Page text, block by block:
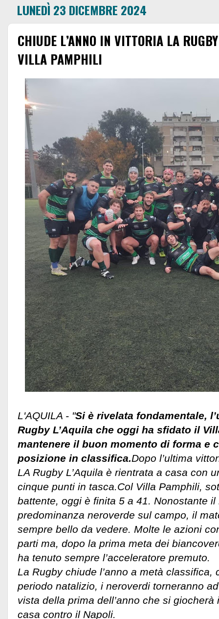
LUNEDÌ 23 DICEMBRE 2024
CHIUDE L’ANNO IN VITTORIA LA
VILLA PAMPHILI
L'AQUILA - "Si è rivelata fondamentale,
Rugby L’Aquila che oggi ha sfidato il
mantenere il buon momento di forma e
posizione in classifica.Dopo l’ultima
LA Rugby L’Aquila è rientrata a casa con
cinque punti in tasca.Col Villa Pamphili,
battente, oggi è finita 5 a 41. Nonostante
predominanza neroverde sul campo, il
sempre bello da vedere. Molte le azioni
parti ma, dopo la prima meta dei
ha tenuto sempre l’acceleratore premuto.
La Rugby chiude l’anno a metà classifica,
periodo natalizio, i neroverdi torneranno
vista della prima dell’anno che si
casa contro il Napoli.